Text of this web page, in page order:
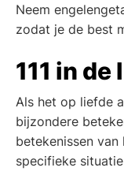
Neem
zodat je de best
111 in de
Als het op liefde
bijzondere
betekenissen van
specifieke